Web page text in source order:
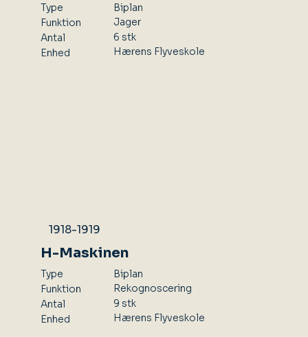
Type
Funktion
Antal
Enhed
Biplan
Jager
6 stk
Hærens Flyveskole
1918-1919
H-Maskinen
Type
Funktion
Antal
Enhed
Biplan
Rekognoscering
9 stk
Hærens Flyveskole